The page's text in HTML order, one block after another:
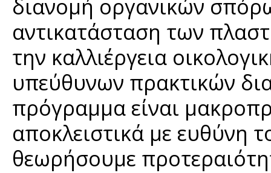
διανομή οργανικών
αντικατάσταση των
την καλλιέργεια
υπεύθυνων πρακτικών
πρόγραμμα είναι
αποκλειστικά με ευθύνη
θεωρήσουμε